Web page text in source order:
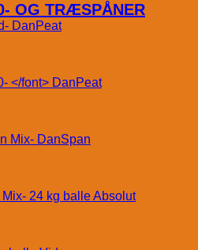
OG TRÆSPÅNER
DanPeat
DanPeat
DanSpan
Absolut